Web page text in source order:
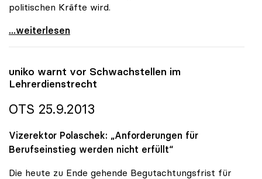
politischen Kräfte wird.
uniko-Appell an nächste Regierung: Vorrangstellung
...weiterlesen
uniko warnt vor Schwachstellen im
Lehrerdienstrecht
OTS 25.9.2013
Vizerektor Polaschek: „Anforderungen für
Berufseinstieg werden nicht erfüllt“
Die heute zu Ende gehende Begutachtungsfrist für